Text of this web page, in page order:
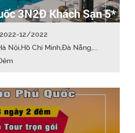
3N2Đ Khách Sạn 5*
12/2022
Nội,Hồ Chí Minh,Đà Nẵng,...